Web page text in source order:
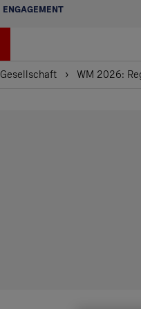
ENGAGEMENT
Gesellschaft WM 2026: